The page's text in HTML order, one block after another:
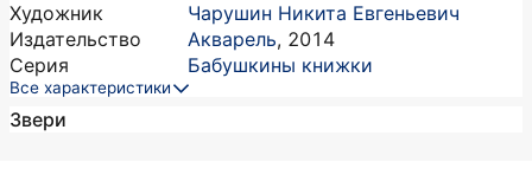
Художник
Чарушин Никита Евгеньевич
Издательство
Акварель, 2014
Серия
Бабушкины книжки
Все характеристики
Звери